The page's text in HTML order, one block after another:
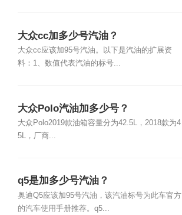
大众cc加多少号汽油？
大众cc应该加95号汽油。以下是汽油的扩展资
料：1、数值代表汽油的标号...
大众Polo汽油加多少号？
大众Polo2019款油箱容量分为42.5L，2018款为4
5L，厂商...
q5是加多少号汽油？
奥迪Q5应该加95号汽油，该汽油标号为此车官方
的汽车使用手册推荐。q5...